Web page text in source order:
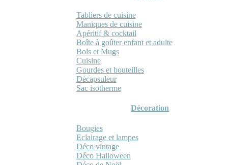
Tabliers de cuisine
Maniques de cuisine
Apéritif & cocktail
Boîte à goûter enfant et adulte
Bols et Mugs
Cuisine
Gourdes et bouteilles
Décapsuleur
Sac isotherme
Décoration
Bougies
Eclairage et lampes
Déco vintage
Déco Halloween